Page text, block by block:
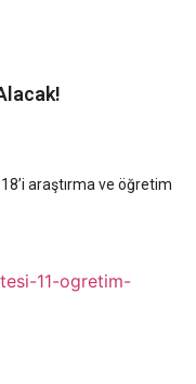
araştırma ve öğretim